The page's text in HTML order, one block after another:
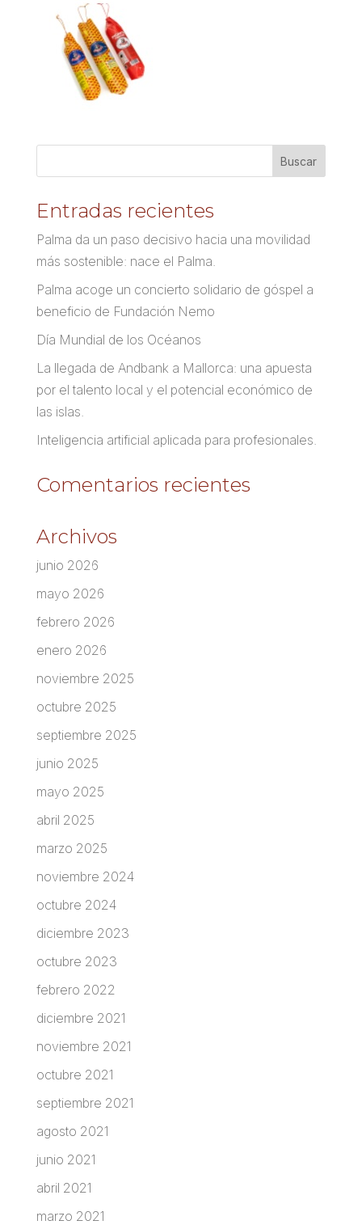
Entradas recientes
Palma da un paso decisivo hacia una movilidad
más sostenible: nace el Palma.
Palma acoge un concierto solidario de góspel a
beneficio de Fundación Nemo
Día Mundial de los Océanos
La llegada de Andbank a Mallorca: una apuesta
por el talento local y el potencial económico de
las islas.
Inteligencia artificial aplicada para profesionales.
Comentarios recientes
Archivos
junio 2026
mayo 2026
febrero 2026
enero 2026
noviembre 2025
octubre 2025
septiembre 2025
junio 2025
mayo 2025
abril 2025
marzo 2025
noviembre 2024
octubre 2024
diciembre 2023
octubre 2023
febrero 2022
diciembre 2021
noviembre 2021
octubre 2021
septiembre 2021
agosto 2021
junio 2021
abril 2021
marzo 2021